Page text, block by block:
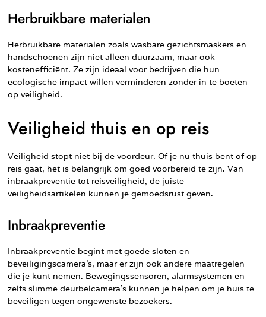
Herbruikbare materialen
Herbruikbare materialen zoals wasbare gezichtsmaskers en
handschoenen zijn niet alleen duurzaam, maar ook
kostenefficiënt. Ze zijn ideaal voor bedrijven die hun
ecologische impact willen verminderen zonder in te boeten
op veiligheid.
Veiligheid thuis en op reis
Veiligheid stopt niet bij de voordeur. Of je nu thuis bent of op
reis gaat, het is belangrijk om goed voorbereid te zijn. Van
inbraakpreventie tot reisveiligheid, de juiste
veiligheidsartikelen kunnen je gemoedsrust geven.
Inbraakpreventie
Inbraakpreventie begint met goede sloten en
beveiligingscamera’s, maar er zijn ook andere maatregelen
die je kunt nemen. Bewegingssensoren, alarmsystemen en
zelfs slimme deurbelcamera’s kunnen je helpen om je huis te
beveiligen tegen ongewenste bezoekers.